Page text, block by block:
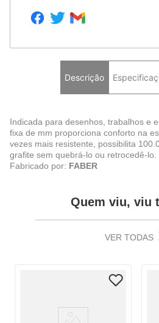
Descrição
Indicada para desenhos, trabalhos e
fixa de mm proporciona conforto na
vezes mais resistente, possibilita
grafite sem quebrá-lo ou retrocedê-lo.
Fabricado por: FABER
Quem viu, viu
VER TODAS